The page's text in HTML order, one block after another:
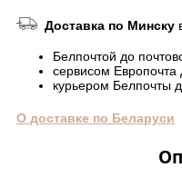
Доставка по Минску
Белпочтой до
сервисом Европочта
курьером Белпочты
О доставке по Беларуси